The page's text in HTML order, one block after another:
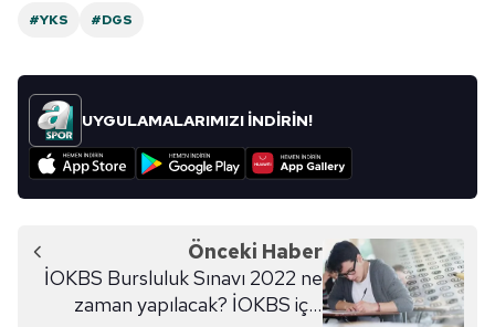
reklam/pazarlama faaliyetlerinin yapılması, amaçlarıyla
Çerezlere ilişkin tercihlerinizi aşağıda yer alan panel
vasıtasıyla belirleyebilirsiniz. Çerezlere ilişkin detaylı bilgi
için Ayarlar butonuna tıklayabilir, Çerez Bilgilendirme
Metnimiziziyaret edebilirsiniz.
6698 sayılı Kişisel Verilerin Korunması Kanunu uyarınca
hazırlanmış Aydınlatma Metnimizi okumak ve sitemizde
ilgili mevzuata uygun olarak kullanılan çerezlerle ilgili bilgi
almak için lütfentıklayınız
#YKS #DGS
UYGULAMALARIMIZI İNDİRİN!
Önceki Haber
İOKBS Bursluluk Sınavı 2022 ne
zaman yapılacak? İOKBS için